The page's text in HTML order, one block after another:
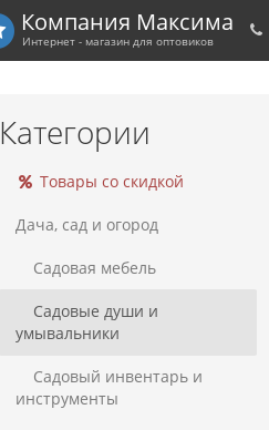
Компания Максима
Интернет - магазин для оптовиков
Категории
Товары со скидкой
Дача, сад и огород
Садовая мебель
Садовые души и
умывальники
Садовый инвентарь и
инструменты